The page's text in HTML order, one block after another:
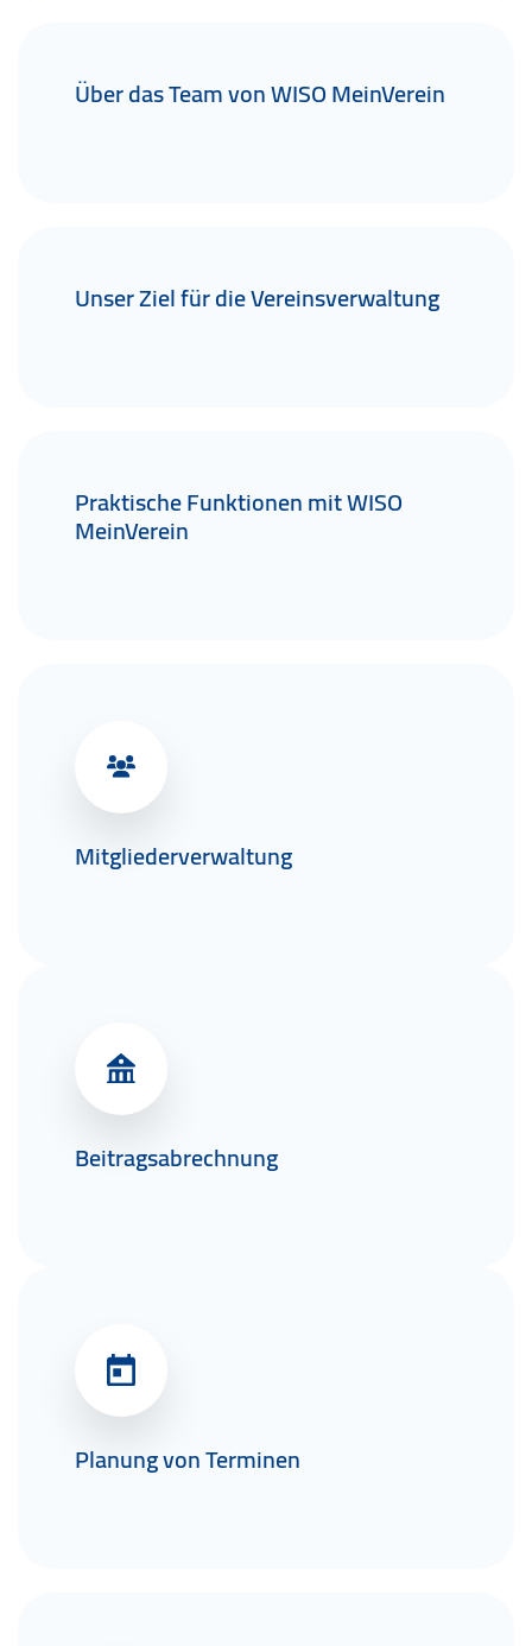
Über das Team von WISO MeinVerein
Unser Ziel für die Vereinsverwaltung
Praktische Funktionen mit WISO
MeinVerein
Mitgliederverwaltung
Beitragsabrechnung
Planung von Terminen